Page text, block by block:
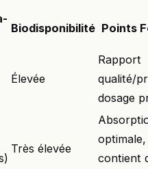
Biodisponibilité Points
Élevée
Rapport
qualité/
dosage
Très élevée
optimale,
contient